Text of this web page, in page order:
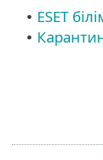
• ESET
•